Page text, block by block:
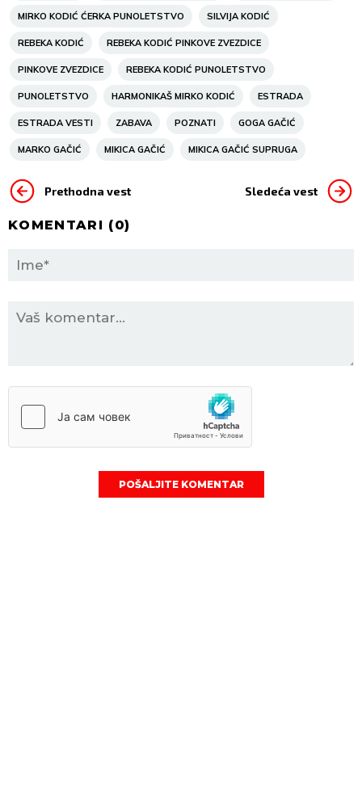
MIRKO KODIĆ ĆERKA PUNOLETSTVO SILVIJA KODIĆ
REBEKA KODIĆ REBEKA KODIĆ PINKOVE ZVEZDICE
PINKOVE ZVEZDICE REBEKA KODIĆ PUNOLETSTVO
PUNOLETSTVO HARMONIKAŠ MIRKO KODIĆ ESTRADA
ESTRADA VESTI ZABAVA POZNATI GOGA GAČIĆ
MARKO GAČIĆ MIKICA GAČIĆ MIKICA GAČIĆ SUPRUGA
Prethodna vest Sledeća vest
KOMENTARI (0)
POŠALJITE KOMENTAR